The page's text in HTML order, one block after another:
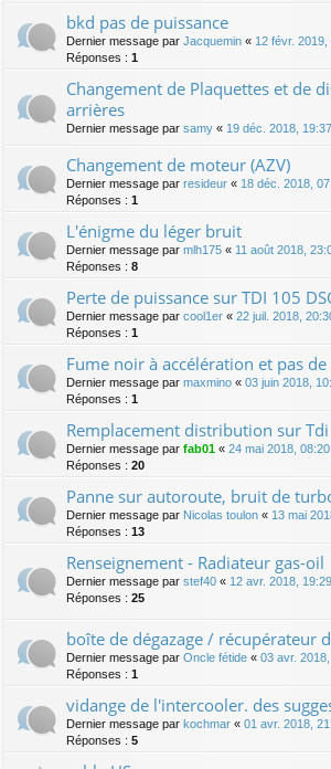
bkd pas de puissance
Dernier message par Jacquemin « 12 févr. 2019,
Réponses : 1
Changement de Plaquettes et de
arrières
Dernier message par samy « 19 déc. 2018, 19:37
Changement de moteur (AZV)
Dernier message par resideur « 18 déc. 2018,
Réponses : 1
L'énigme du léger bruit
Dernier message par mlh175 « 11 août 2018,
Réponses : 8
Perte de puissance sur TDI 105
Dernier message par cool1er « 22 juil. 2018,
Réponses : 1
Fume noir à accélération et pas
Dernier message par maxmino « 03 juin 2018,
Réponses : 1
Remplacement distribution sur Tdi
Dernier message par fab01 « 24 mai 2018, 08:20
Réponses : 20
Panne sur autoroute, bruit de
Dernier message par Nicolas toulon « 13 mai
Réponses : 13
Renseignement - Radiateur gas-oil
Dernier message par stef40 « 12 avr. 2018, 19:29
Réponses : 25
boîte de dégazage / récupérateur
Dernier message par Oncle fétide « 03 avr.
Réponses : 1
vidange de l'intercooler. des
Dernier message par kochmar « 01 avr. 2018,
Réponses : 5